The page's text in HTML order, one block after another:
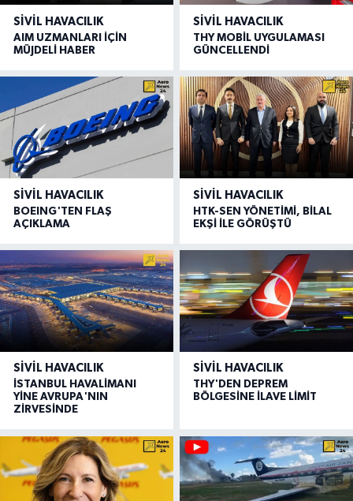
SIVIL HAVACILIK
AIM UZMANLARI İÇİN
MÜJDELİ HABER
SIVIL HAVACILIK
THY MOBİL UYGULAMASI
GÜNCELLENDİ
SIVIL HAVACILIK
BOEING'TEN FLAŞ
AÇIKLAMA
SIVIL HAVACILIK
HTK-SEN YÖNETİMİ, BİLAL
EKŞİ İLE GÖRÜŞTÜ
SIVIL HAVACILIK
İSTANBUL HAVALİMANI
YİNE AVRUPA'NIN
ZİRVESİNDE
SIVIL HAVACILIK
THY'DEN DEPREM
BÖLGESİNE İLAVE LİMİT